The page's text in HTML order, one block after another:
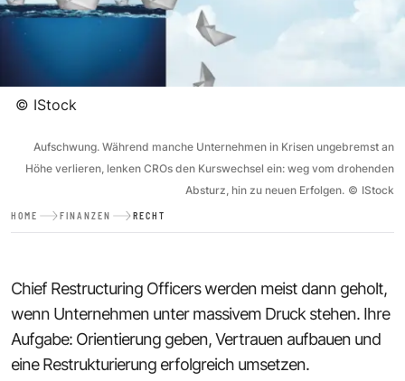
© IStock
Aufschwung. Während manche Unternehmen in Krisen ungebremst an
Höhe verlieren, lenken CROs den Kurswechsel ein: weg vom drohenden
Absturz, hin zu neuen Erfolgen. © IStock
HOME FINANZEN RECHT
Chief Restructuring Officers werden meist dann geholt,
wenn Unternehmen unter massivem Druck stehen. Ihre
Aufgabe: Orientierung geben, Vertrauen aufbauen und
eine Restruktu­rierung erfolgreich umsetzen.